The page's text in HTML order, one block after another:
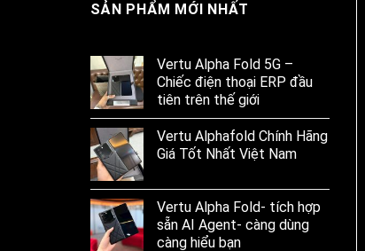
SẢN PHẨM MỚI NHẤT
Vertu Alpha Fold 5G –
Chiếc điện thoại ERP đầu
tiên trên thế giới
Vertu Alphafold Chính Hãng
Giá Tốt Nhất Việt Nam
Vertu Alpha Fold- tích hợp
sẵn AI Agent- càng dùng
càng hiểu bạn